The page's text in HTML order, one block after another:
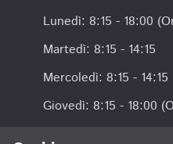
Lunedì: 8:15 - 18:00
Martedì: 8:15 - 14:15
Mercoledì: 8:15 - 14:15
Giovedì: 8:15 - 18:00